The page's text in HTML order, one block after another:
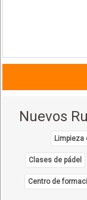
Nuevos
Limpieza
Clases de pádel
Centro de